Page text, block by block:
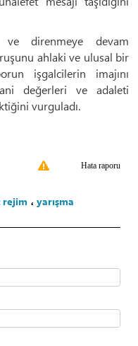
ve direnmeye devam
ahlaki ve ulusal bir
işgalcilerin imajını
değerleri ve adaleti
vurguladı.
Hata raporu
rejim ، yarışma